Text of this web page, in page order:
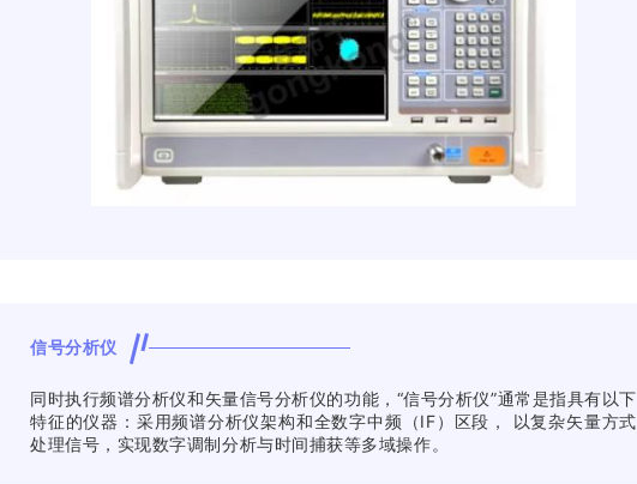
信号分析仪
同时执行频谱分析仪和矢量信号分析仪的功能，“信号分析仪”通常是指具有以下
特征的仪器：采用频谱分析仪架构和全数字中频（IF）区段， 以复杂矢量方式
处理信号，实现数字调制分析与时间捕获等多域操作。